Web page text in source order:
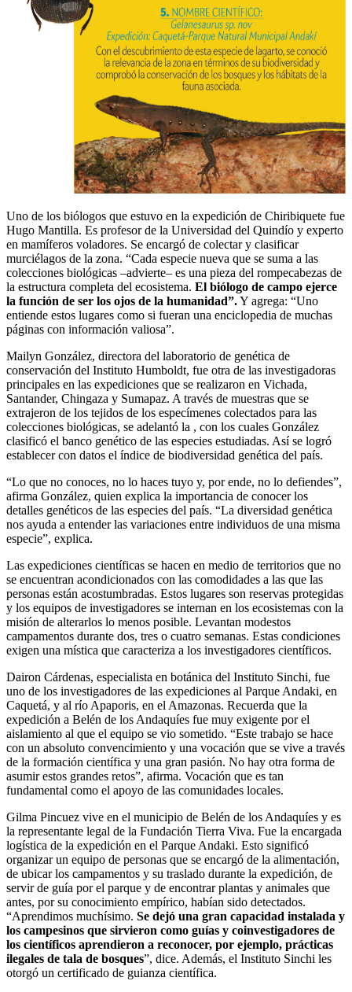
Uno de los biólogos que estuvo en la expedición de Chiribiquete fue
Hugo Mantilla. Es profesor de la Universidad del Quindío y experto
en mamíferos voladores. Se encargó de colectar y clasificar
murciélagos de la zona. “Cada especie nueva que se suma a las
colecciones biológicas –advierte– es una pieza del rompecabezas de
la estructura completa del ecosistema. El biólogo de campo ejerce
la función de ser los ojos de la humanidad”.Y agrega: “Uno
entiende estos lugares como si fueran una enciclopedia de muchas
páginas con información valiosa”.
Mailyn González, directora del laboratorio de genética de
conservación del Instituto Humboldt, fue otra de las investigadoras
principales en las expediciones que se realizaron en Vichada,
Santander, Chingaza y Sumapaz. A través de muestras que se
extrajeron de los tejidos de los especímenes colectados para las
colecciones biológicas, se adelantó la , con los cuales González
clasificó el banco genético de las especies estudiadas. Así se logró
establecer con datos el índice de biodiversidad genética del país.
“Lo que no conoces, no lo haces tuyo y, por ende, no lo defiendes”,
afirma González, quien explica la importancia de conocer los
detalles genéticos de las especies del país. “La diversidad genética
nos ayuda a entender las variaciones entre individuos de una misma
especie”, explica.
Las expediciones científicas se hacen en medio de territorios que no
se encuentran acondicionados con las comodidades a las que las
personas están acostumbradas. Estos lugares son reservas protegidas
y los equipos de investigadores se internan en los ecosistemas con la
misión de alterarlos lo menos posible. Levantan modestos
campamentos durante dos, tres o cuatro semanas. Estas condiciones
exigen una mística que caracteriza a los investigadores científicos.
Dairon Cárdenas, especialista en botánica del Instituto Sinchi, fue
uno de los investigadores de las expediciones al Parque Andaki, en
Caquetá, y al río Apaporis, en el Amazonas. Recuerda que la
expedición a Belén de los Andaquíes fue muy exigente por el
aislamiento al que el equipo se vio sometido. “Este trabajo se hace
con un absoluto convencimiento y una vocación que se vive a través
de la formación científica y una gran pasión. No hay otra forma de
asumir estos grandes retos”, afirma. Vocación que es tan
fundamental como el apoyo de las comunidades locales.
Gilma Pincuez vive en el municipio de Belén de los Andaquíes y es
la representante legal de la Fundación Tierra Viva. Fue la encargada
logística de la expedición en el Parque Andaki. Esto significó
organizar un equipo de personas que se encargó de la alimentación,
de ubicar los campamentos y su traslado durante la expedición, de
servir de guía por el parque y de encontrar plantas y animales que
antes, por su conocimiento empírico, habían sido detectados.
“Aprendimos muchísimo. Se dejó una gran capacidad instalada y
los campesinos que sirvieron como guías y coinvestigadores de
los científicos aprendieron a reconocer, por ejemplo, prácticas
ilegales de tala de bosques”, dice. Además, el Instituto Sinchi les
otorgó un certificado de guianza científica.